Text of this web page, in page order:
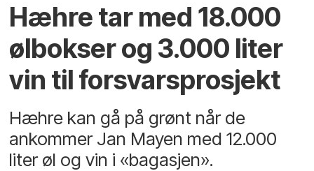
Hæhre tar med 18.000
ølbokser og 3.000 liter
vin til forsvarsprosjekt
Hæhre kan gå på grønt når de
ankommer Jan Mayen med 12.000
liter øl og vin i «bagasjen».